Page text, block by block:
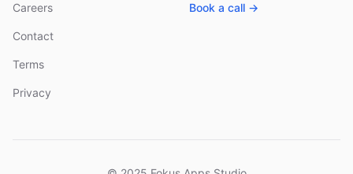
Careers
Contact
Terms
Privacy
Book a call →